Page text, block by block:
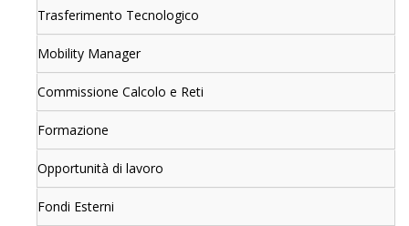
Trasferimento Tecnologico
Mobility Manager
Commissione Calcolo e Reti
Formazione
Opportunità di lavoro
Fondi Esterni